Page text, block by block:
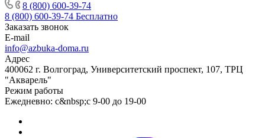
8 (800) 600-39-74
8 (800) 600-39-74 Бесплатно
Заказать звонок
E-mail
info@azbuka-doma.ru
Адрес
400062 г. Волгоград, Университетский проспект, 107, ТРЦ
"Акварель"
Режим работы
Ежедневно: с&nbsp;с 9-00 до 19-00